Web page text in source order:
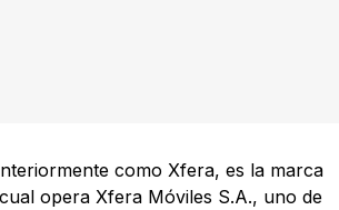
como Xfera, es la marca
opera Xfera Móviles S.A., uno de